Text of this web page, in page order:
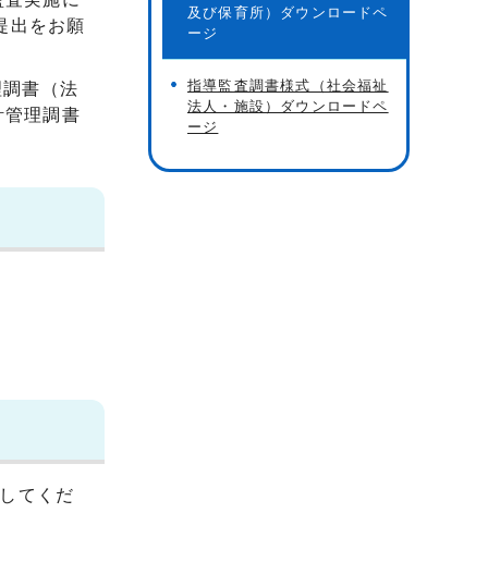
出をお願
書（法
理調書
てくだ
及び保育所）ダウンロードペ
ージ
指導監査調書様式（社会福祉
法人・施設）ダウンロードペ
ージ